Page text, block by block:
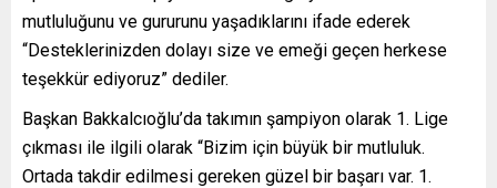
mutluluğunu ve gururunu yaşadıklarını ifade ederek
“Desteklerinizden dolayı size ve emeği geçen herkese
teşekkür ediyoruz” dediler.
Başkan Bakkalcıoğlu’da takımın şampiyon olarak 1. Lige
çıkması ile ilgili olarak “Bizim için büyük bir mutluluk.
Ortada takdir edilmesi gereken güzel bir başarı var. 1.